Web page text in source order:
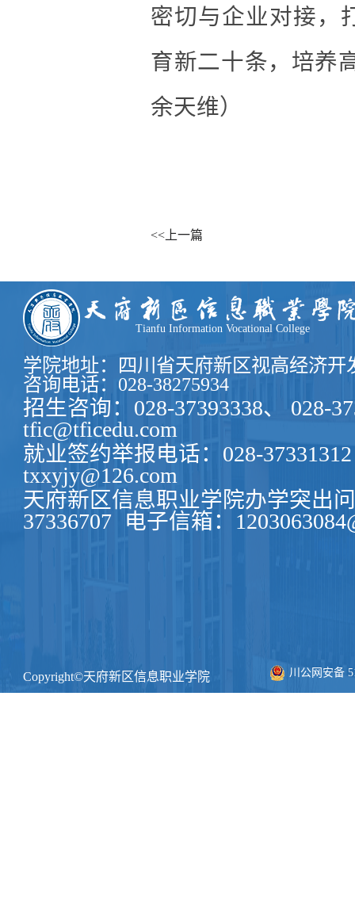
密切与企业对接，
育新二十条， 培养
余天维）
<<上一篇
Tianfu Information Vocational College
学院地址：四川省天府新区视高经济开
咨询电话：028-38275934
招生咨询：028-37393338、 028-
tfic@tficedu.com
就业签约举报电话：028-37331312
txxyjy@126.com
天府新区信息职业学院办学突出
37336707
电子信箱：
Copyright©天府新区信息职业学院 川公网安备